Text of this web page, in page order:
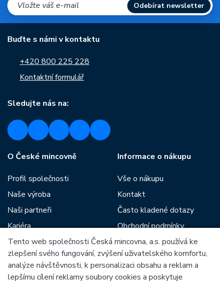
Odebírat newsletter
Buďte s námi v kontaktu
+420 800 225 228
Kontaktní formulář
Sledujte nás na:
O České mincovně
Profil společnosti
Naše výroba
Naši partneři
Kariéra
Zprávy
Ke stažení
Archiv ražeb
Informace o nákupu
Vše o nákupu
Kontakt
Často kladené dotazy
Obchodní podmínky
Prodejny České mincovny
Rádce
Tento web společnosti Česká mincovna, a.s. používá ke
zlepšení svého fungování, zvýšení uživatelského komfortu,
analýze návštěvnosti, k personalizaci obsahu a reklam a
lepšímu cílení reklamy soubory cookies a poskytuje